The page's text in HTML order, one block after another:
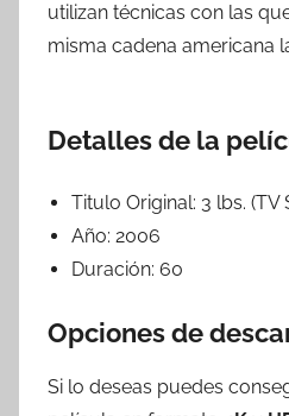
utilizan técnicas con las
misma cadena americana
Detalles de la
Titulo Original: 3 lbs. (TV
Año: 2006
Duración: 60
Opciones de
Si lo deseas puedes